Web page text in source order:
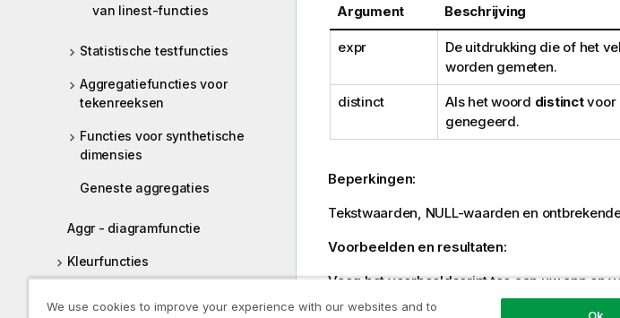
van linest-functies
Statistische testfuncties
Aggregatiefuncties voor
tekenreeksen
Functies voor synthetische
dimensies
Geneste aggregaties
Aggr - diagramfunctie
Kleurfuncties
Argument Beschrijving
expr
De uitdrukking die of het
worden gemeten.
distinct Als het woord distinctvoor
genegeerd.
Beperkingen:
Tekstwaarden, NULL-waarden en
Voorbeelden en resultaten:
Voeg het voorbeeldscript toe aan uw app en
resultatenkolom staan toe aan een werkblad
We use cookies to improve your experience with our websites and to